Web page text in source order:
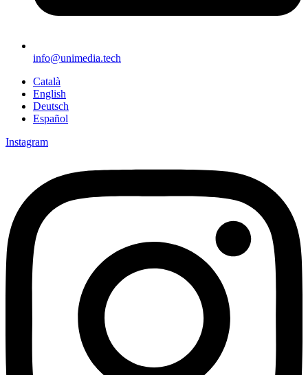
info@unimedia.tech
Català
English
Deutsch
Español
Instagram